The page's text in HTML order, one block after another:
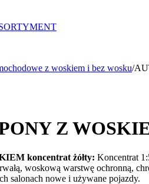
z woskiem i bez wosku/
Z
koncentrat żółty: Koncentrat
woskową warstwę ochronną,
salonach nowe i używane pojazdy.